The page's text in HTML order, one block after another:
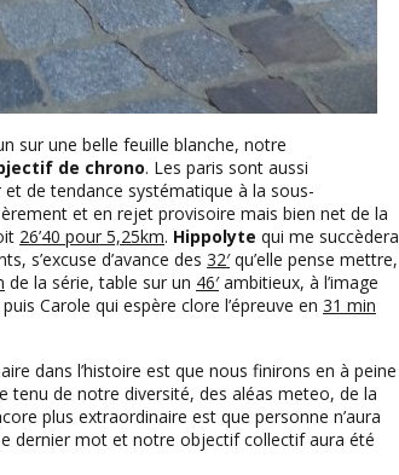
sur une belle feuille blanche, notre
de chrono. Les paris sont aussi
de tendance systématique à la sous-
et en rejet provisoire mais bien net de la
26’40 pour 5,25km. Hippolyte qui me succèdera
s’excuse d’avance des 32′qu’elle pense mettre,
de la série, table sur un 46′ambitieux, à l’image
puis Carole qui espère clore l’épreuve en 31 min
dans l’histoire est que nous finirons en à peine
tenu de notre diversité, des aléas meteo, de la
plus extraordinaire est que personne n’aura
dernier mot et notre objectif collectif aura été